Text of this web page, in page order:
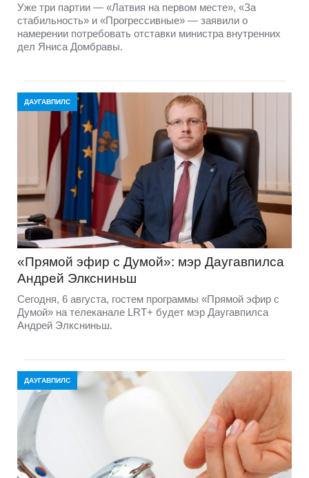
Уже три партии — «Латвия на первом месте», «За
стабильность» и «Прогрессивные» — заявили о
намерении потребовать отставки министра внутренних
дел Яниса Домбравы.
ДАУГАВПИЛС
«Прямой эфир с Думой»: мэр Даугавпилса
Андрей Элксниньш
Сегодня, 6 августа, гостем программы «Прямой эфир с
Думой» на телеканале LRT+ будет мэр Даугавпилса
Андрей Элксниньш.
ДАУГАВПИЛС